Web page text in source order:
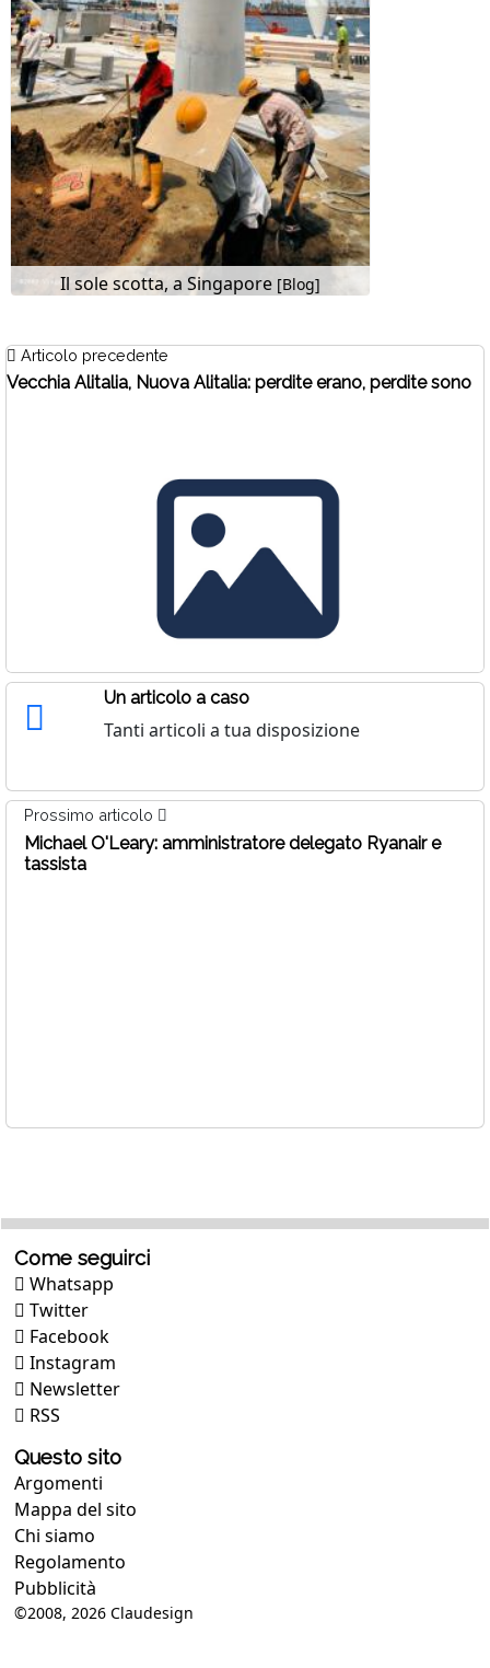
Il sole scotta, a Singapore [Blog]
Articolo precedente
Vecchia Alitalia, Nuova Alitalia: perdite erano, perdite sono
Un articolo a caso
Tanti articoli a tua disposizione
Prossimo articolo
Michael O'Leary: amministratore delegato Ryanair e
tassista
Come seguirci
Whatsapp
Twitter
Facebook
Instagram
Newsletter
RSS
Questo sito
Argomenti
Mappa del sito
Chi siamo
Regolamento
Pubblicità
©2008, 2026 Claudesign